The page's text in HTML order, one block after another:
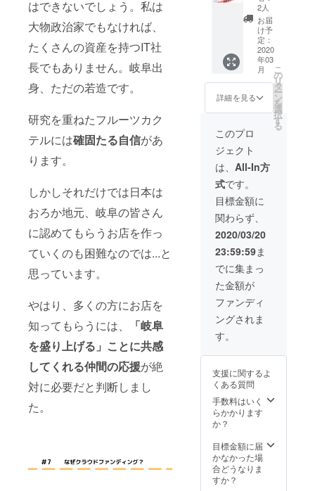
はできないでしょう。私は
大物政治家でもなければ、
たくさんの資産を持つIT社
長でもありません。岐阜出
身、ただの若造です。
研究を重ねたフルーツカク
テルには確固たる自信があ
ります。
しかしそれだけでは日本は
おろか地元、岐阜の皆さん
に認めてもらうお店を作っ
ていくのも困難なのでは...と
思っています。
やはり、多くの方にお店を
知ってもらうには、
「岐阜
を盛り上げる」ことに共感
してくれる仲間の応援が絶
対に必要だと判断しまし
た。
に「掲
載希望
しな
い」と
記入の
上、ご
支援く
い。掲
載期間
は1年間
を予定
してい
ます。
すよう
ご協力
をお願
いしま
す。 ※
送料込
お食事
券につ
いて 〇
有効期
限なし
〇1会計
2枚まで
使用可
能（1枚
500円）
りは出
〇ご本
人様以
外の方
も使用
可能
◎（配
っても
OK！）
関係
上、画
像との
ズレ等
はご容
赦くだ
さい。
オレン
ジパー
ム
http://w
ww.org
palm.co
枚まで
使用可
能（1枚
500円）
〇おつ
りは出
ませ
ん。 〇
ご本人
使用可
能
◎（配
っても
OK！）
〇2020
年10月
31日ま
でにお
受け取
りに来
られな
い場合
は無効
とさせ
ていた
だきま
す。 〇
効期
店が続
く限り
ご使用
いただ
備考欄
に「掲
載する
前にも
関わら
ず、2ヶ
月で800
名以上
のフォ
ロワー
さんを
獲得し
た勢い
のある
当店イ
ンスタ
グラム
の投稿
にお名
前掲
載，タ
グ付け
リン
ク，
WEBも
しくは
SNSア
カウン
トID掲
載＋店
内ボー
ドに
く」お
掲載さ
せてい
ただき
ます。
また、
アカウ
ントを
フォ
ローし
2人
お届
け予
定：
2020
年03
月
詳細を見る
こ
の
リ
タ
ー
ン
を
選
択
す
る
このプロ
ジェクト
は、 All-In方
式です。
目標金額に
関わらず、
2020/03/20
23:59:59ま
でに集まっ
た金額が
ファンディ
ングされま
す。
支援に関するよ
くある質問
手数料はいく
らかかります
か？
目標金額に届
かなかった場
合どうなりま
すか？